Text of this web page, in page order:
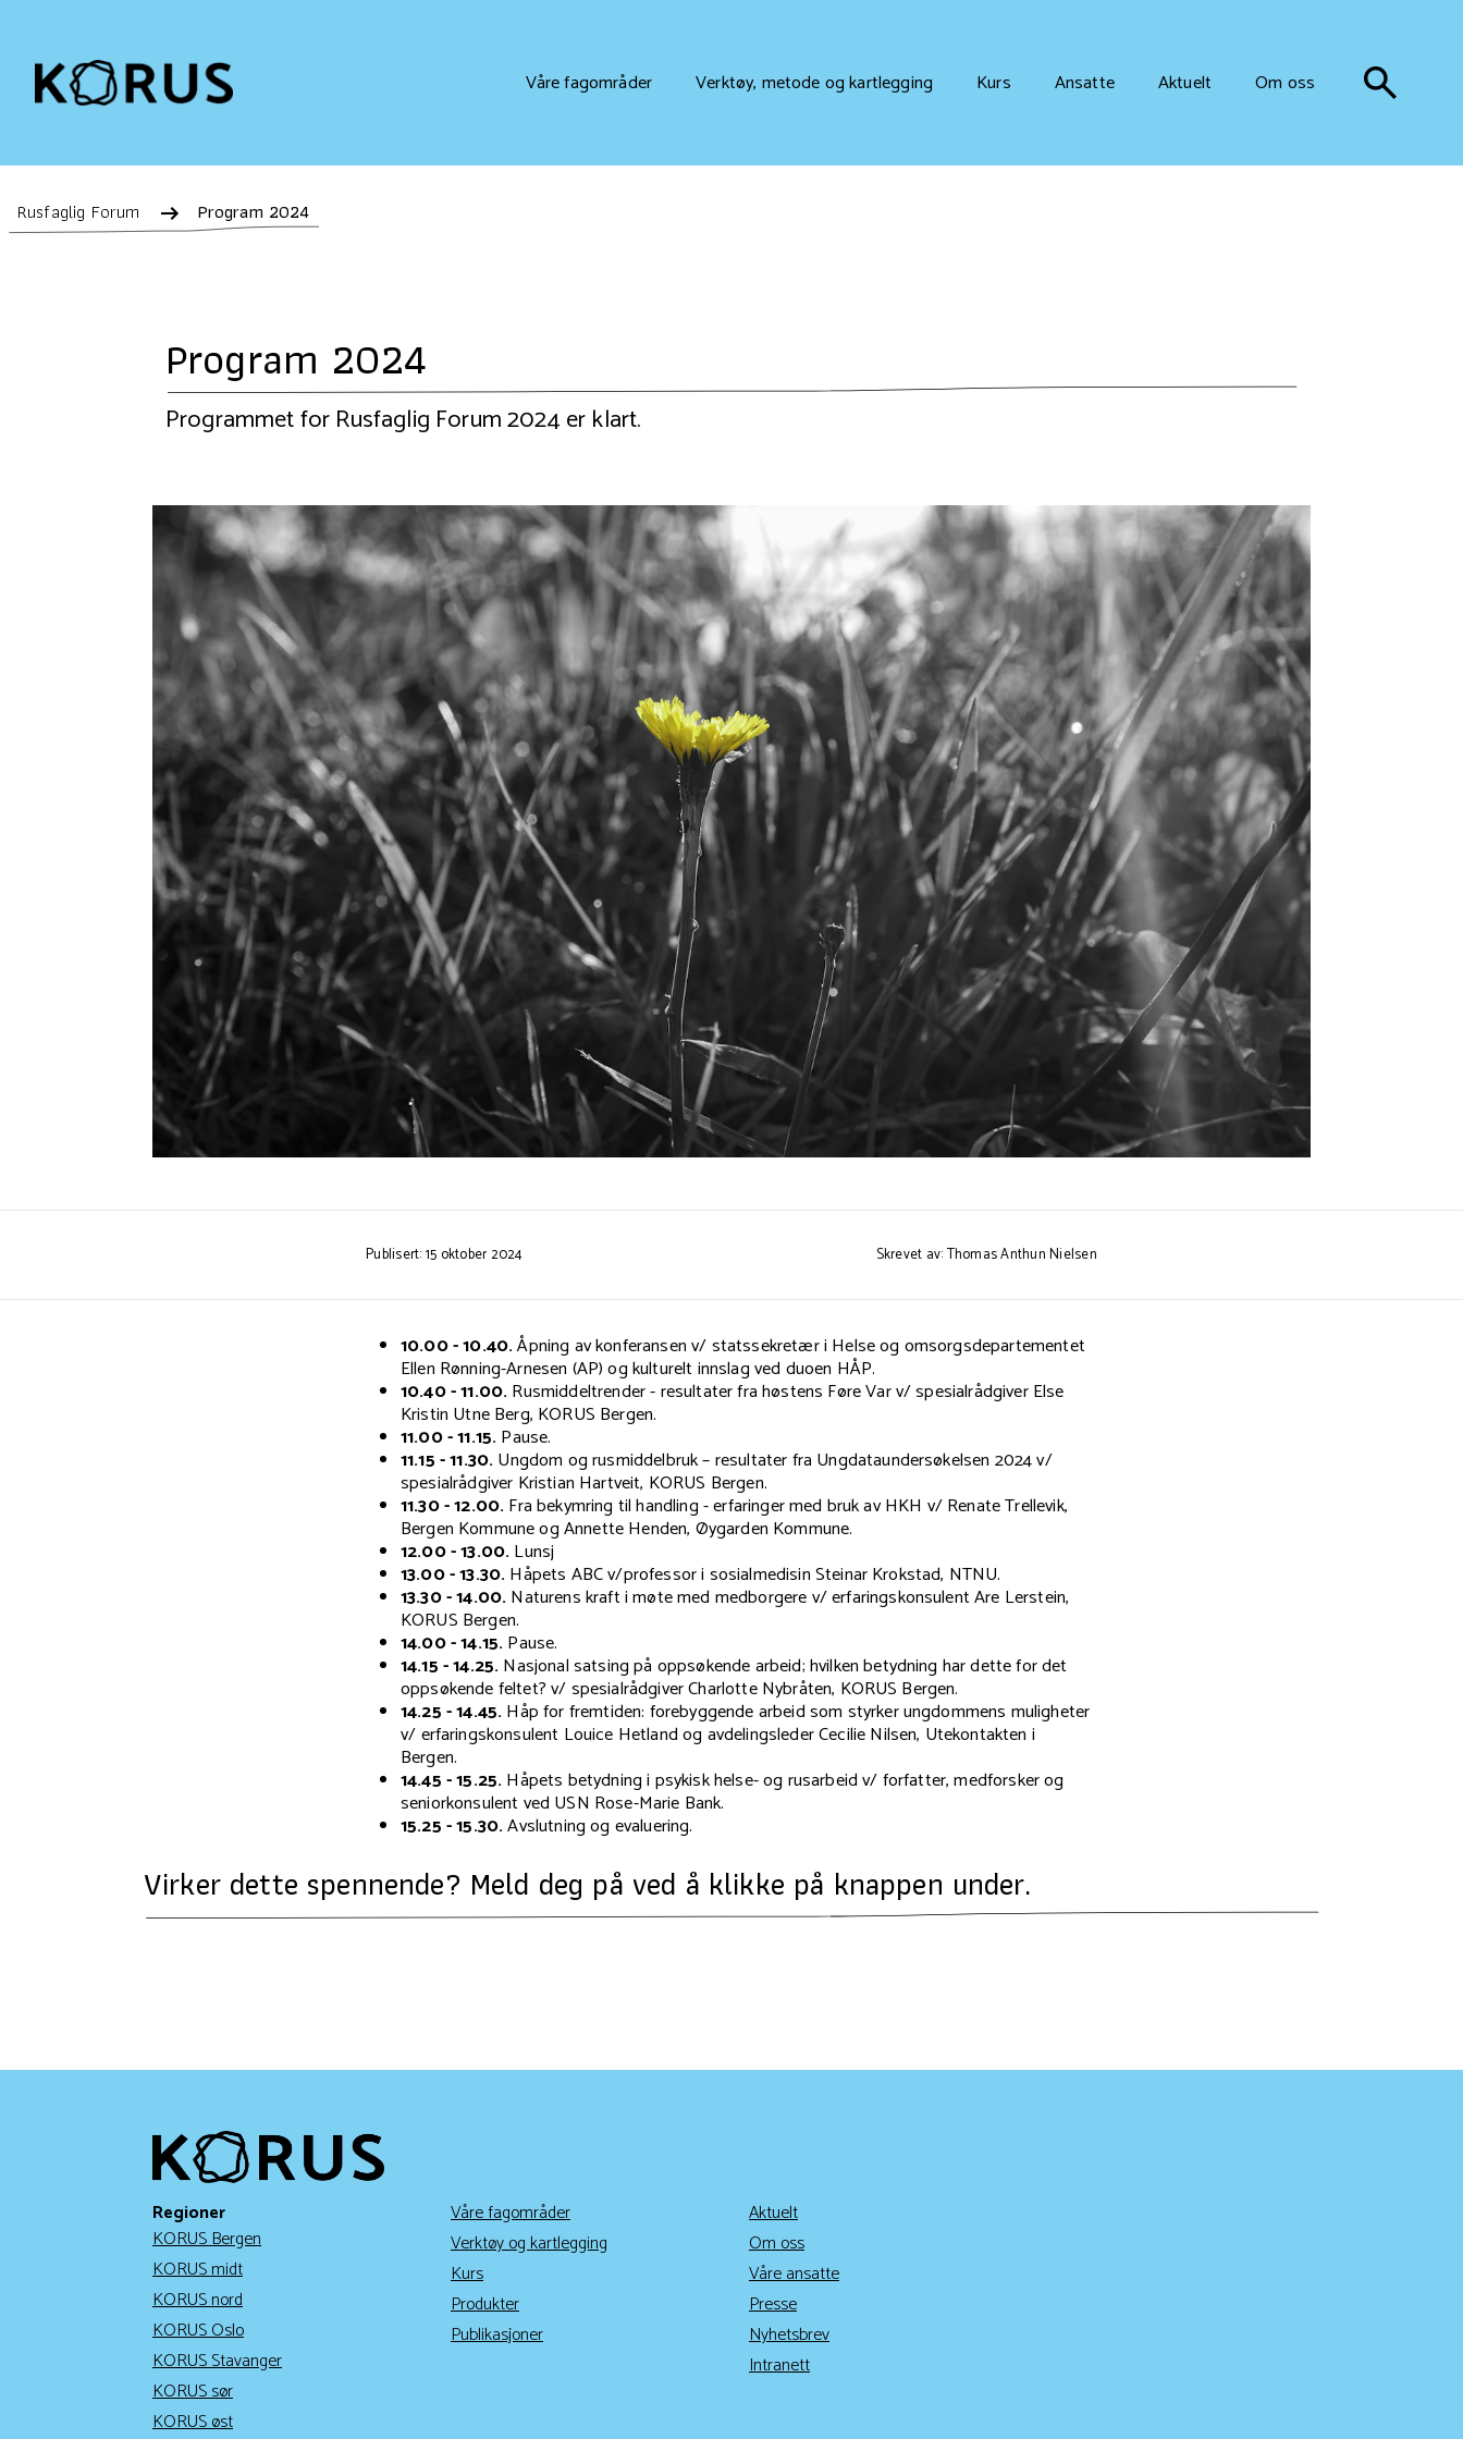
Våre fagområder Verktøy, metode og kartlegging Kurs Ansatte Aktuelt Om oss
Rusfaglig Forum Program 2024
Program 2024
Programmet for Rusfaglig Forum 2024 er klart.
Publisert: 15 oktober 2024 Skrevet av: Thomas Anthun Nielsen
10.00 - 10.40.Åpning av konferansen v/ statssekretær i Helse og omsorgsdepartementet
Ellen Rønning-Arnesen (AP) og kulturelt innslag ved duoen HÅP.
10.40 - 11.00. Rusmiddeltrender - resultater fra høstens Føre Var v/ spesialrådgiver Else
Kristin Utne Berg, KORUS Bergen.
11.00 - 11.15. Pause.
11.15 - 11.30. Ungdom og rusmiddelbruk – resultater fra Ungdataundersøkelsen 2024 v/
spesialrådgiver Kristian Hartveit, KORUS Bergen.
11.30 - 12.00. Fra bekymring til handling - erfaringer med bruk av HKH v/ Renate Trellevik,
Bergen Kommune og Annette Henden, Øygarden Kommune.
12.00 - 13.00. Lunsj
13.00 - 13.30. Håpets ABC v/professor i sosialmedisinSteinar Krokstad, NTNU.
13.30 - 14.00. Naturens kraft i møte med medborgere v/erfaringskonsulentAre Lerstein,
KORUS Bergen.
14.00 - 14.15. Pause.
14.15 - 14.25. Nasjonal satsing på oppsøkende arbeid; hvilken betydning har dette for det
oppsøkende feltet? v/spesialrådgiverCharlotte Nybråten, KORUS Bergen.
14.25 - 14.45. Håp for fremtiden: forebyggende arbeid som styrker ungdommens muligheter
v/erfaringskonsulent Louice Hetland og avdelingslederCecilie Nilsen, Utekontakten i
Bergen.
14.45 - 15.25. Håpets betydning i psykisk helse- og rusarbeid v/ forfatter, medforsker og
seniorkonsulent ved USN Rose-Marie Bank.
15.25 - 15.30.Avslutning og evaluering.
Virker dette spennende? Meld deg på ved å klikke på knappen under.
Regioner
KORUS Bergen
KORUS midt
KORUS nord
KORUS Oslo
KORUS Stavanger
KORUS sør
KORUS øst
Våre fagområder
Verktøy og kartlegging
Kurs
Produkter
Publikasjoner
Aktuelt
Om oss
Våre ansatte
Presse
Nyhetsbrev
Intranett